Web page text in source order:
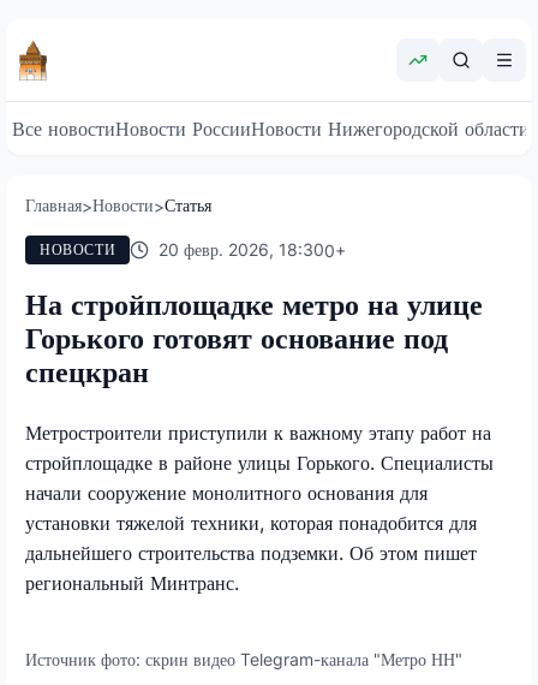
Все новостиНовости РоссииНовости Нижегородской области
Главная>Новости>Статья
НОВОСТИ 20 февр. 2026, 18:300+
На стройплощадке метро на улице
Горького готовят основание под
спецкран
Метростроители приступили к важному этапу работ на
стройплощадке в районе улицы Горького. Специалисты
начали сооружение монолитного основания для
установки тяжелой техники, которая понадобится для
дальнейшего строительства подземки. Об этом пишет
региональный Минтранс.
Источник фото: скрин видео Telegram-канала "Метро НН"